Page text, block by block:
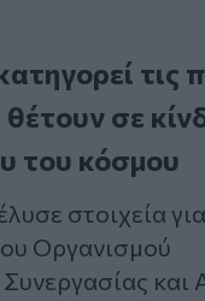
τις
σε
του κόσμου
στοιχεία
Οργανισμού
και